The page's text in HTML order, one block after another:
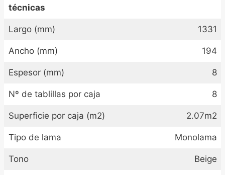
técnicas
Largo (mm) 1331
Ancho (mm) 194
Espesor (mm) 8
Nº de tablillas por caja 8
Superficie por caja (m2) 2.07m2
Tipo de lama Monolama
Tono Beige